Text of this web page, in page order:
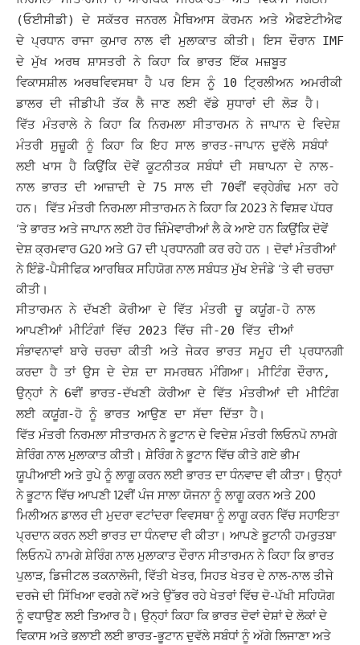
(ਓਈਸੀਡੀ) ਦੇ ਸਕੱਤਰ ਜਨਰਲ ਮੈਥਿਆਸ ਕੋਰਮਨ ਅਤੇ ਐਫਏਟੀਐਫ
ਦੇ ਪ੍ਰਧਾਨ ਰਾਜਾ ਕੁਮਾਰ ਨਾਲ ਵੀ ਮੁਲਾਕਾਤ ਕੀਤੀ। ਇਸ ਦੌਰਾਨ IMF
ਦੇ ਮੁੱਖ ਅਰਥ ਸ਼ਾਸਤਰੀ ਨੇ ਕਿਹਾ ਕਿ ਭਾਰਤ ਇੱਕ ਮਜ਼ਬੂਤ ​​
ਵਿਕਾਸਸ਼ੀਲ ਅਰਥਵਿਵਸਥਾ ਹੈ ਪਰ ਇਸ ਨੂੰ 10 ਟ੍ਰਿਲੀਅਨ ਅਮਰੀਕੀ
ਡਾਲਰ ਦੀ ਜੀਡੀਪੀ ਤੱਕ ਲੈ ਜਾਣ ਲਈ ਵੱਡੇ ਸੁਧਾਰਾਂ ਦੀ ਲੋੜ ਹੈ।
ਵਿੱਤ ਮੰਤਰਾਲੇ ਨੇ ਕਿਹਾ ਕਿ ਨਿਰਮਲਾ ਸੀਤਾਰਮਨ ਨੇ ਜਾਪਾਨ ਦੇ ਵਿਦੇਸ਼
ਮੰਤਰੀ ਸੁਜ਼ੂਕੀ ਨੂੰ ਕਿਹਾ ਕਿ ਇਹ ਸਾਲ ਭਾਰਤ-ਜਾਪਾਨ ਦੁਵੱਲੇ ਸਬੰਧਾਂ
ਲਈ ਖਾਸ ਹੈ ਕਿਉਂਕਿ ਦੋਵੇਂ ਕੂਟਨੀਤਕ ਸਬੰਧਾਂ ਦੀ ਸਥਾਪਨਾ ਦੇ ਨਾਲ-
ਨਾਲ ਭਾਰਤ ਦੀ ਆਜ਼ਾਦੀ ਦੇ 75 ਸਾਲ ਦੀ 70ਵੀਂ ਵਰ੍ਹੇਗੰਢ ਮਨਾ ਰਹੇ
ਹਨ। ਵਿੱਤ ਮੰਤਰੀ ਨਿਰਮਲਾ ਸੀਤਾਰਮਨ ਨੇ ਕਿਹਾ ਕਿ 2023 ਨੇ ਵਿਸ਼ਵ ਪੱਧਰ
‘ਤੇ ਭਾਰਤ ਅਤੇ ਜਾਪਾਨ ਲਈ ਹੋਰ ਜ਼ਿੰਮੇਵਾਰੀਆਂ ਲੈ ਕੇ ਆਏ ਹਨ ਕਿਉਂਕਿ ਦੋਵੇਂ
ਦੇਸ਼ ਕ੍ਰਮਵਾਰ G20 ਅਤੇ G7 ਦੀ ਪ੍ਰਧਾਨਗੀ ਕਰ ਰਹੇ ਹਨ । ਦੋਵਾਂ ਮੰਤਰੀਆਂ
ਨੇ ਇੰਡੋ-ਪੈਸੀਫਿਕ ਆਰਥਿਕ ਸਹਿਯੋਗ ਨਾਲ ਸਬੰਧਤ ਮੁੱਖ ਏਜੰਡੇ ‘ਤੇ ਵੀ ਚਰਚਾ
ਕੀਤੀ।
ਸੀਤਾਰਮਨ ਨੇ ਦੱਖਣੀ ਕੋਰੀਆ ਦੇ ਵਿੱਤ ਮੰਤਰੀ ਚੂ ਕਯੂਂਗ-ਹੋ ਨਾਲ
ਆਪਣੀਆਂ ਮੀਟਿੰਗਾਂ ਵਿੱਚ 2023 ਵਿੱਚ ਜੀ-20 ਵਿੱਤ ਦੀਆਂ
ਸੰਭਾਵਨਾਵਾਂ ਬਾਰੇ ਚਰਚਾ ਕੀਤੀ ਅਤੇ ਜੇਕਰ ਭਾਰਤ ਸਮੂਹ ਦੀ ਪ੍ਰਧਾਨਗੀ
ਕਰਦਾ ਹੈ ਤਾਂ ਉਸ ਦੇ ਦੇਸ਼ ਦਾ ਸਮਰਥਨ ਮੰਗਿਆ। ਮੀਟਿੰਗ ਦੌਰਾਨ,
ਉਨ੍ਹਾਂ ਨੇ 6ਵੀਂ ਭਾਰਤ-ਦੱਖਣੀ ਕੋਰੀਆ ਦੇ ਵਿੱਤ ਮੰਤਰੀਆਂ ਦੀ ਮੀਟਿੰਗ
ਲਈ ਕਯੂਂਗ-ਹੋ ਨੂੰ ਭਾਰਤ ਆਉਣ ਦਾ ਸੱਦਾ ਦਿੱਤਾ ਹੈ।
ਵਿੱਤ ਮੰਤਰੀ ਨਿਰਮਲਾ ਸੀਤਾਰਮਨ ਨੇ ਭੂਟਾਨ ਦੇ ਵਿਦੇਸ਼ ਮੰਤਰੀ ਲਿਓਨਪੋ ਨਾਮਗੇ
ਸ਼ੇਰਿੰਗ ਨਾਲ ਮੁਲਾਕਾਤ ਕੀਤੀ। ਸ਼ੇਰਿੰਗ ਨੇ ਭੂਟਾਨ ਵਿੱਚ ਕੀਤੇ ਗਏ ਭੀਮ
ਯੂਪੀਆਈ ਅਤੇ ਰੁਪੇ ਨੂੰ ਲਾਗੂ ਕਰਨ ਲਈ ਭਾਰਤ ਦਾ ਧੰਨਵਾਦ ਵੀ ਕੀਤਾ। ਉਨ੍ਹਾਂ
ਨੇਭੂਟਾਨ ਵਿੱਚ ਆਪਣੀ 12ਵੀਂ ਪੰਜ ਸਾਲਾ ਯੋਜਨਾ ਨੂੰ ਲਾਗੂ ਕਰਨ ਅਤੇ 200
ਮਿਲੀਅਨ ਡਾਲਰ ਦੀ ਮੁਦਰਾ ਵਟਾਂਦਰਾ ਵਿਵਸਥਾ ਨੂੰ ਲਾਗੂ ਕਰਨ ਵਿੱਚ ਸਹਾਇਤਾ
ਪ੍ਰਦਾਨ ਕਰਨ ਲਈ ਭਾਰਤ ਦਾ ਧੰਨਵਾਦ ਵੀ ਕੀਤਾ। ਆਪਣੇ ਭੂਟਾਨੀ ਹਮਰੁਤਬਾ
ਲਿਓਨਪੋ ਨਾਮਗੇ ਸ਼ੇਰਿੰਗ ਨਾਲ ਮੁਲਾਕਾਤ ਦੌਰਾਨ ਸੀਤਾਰਮਨ ਨੇ ਕਿਹਾ ਕਿ ਭਾਰਤ
ਪੁਲਾੜ, ਡਿਜੀਟਲ ਤਕਨਾਲੋਜੀ, ਵਿੱਤੀ ਖੇਤਰ, ਸਿਹਤ ਖੇਤਰ ਦੇ ਨਾਲ-ਨਾਲ ਤੀਜੇ
ਦਰਜੇ ਦੀ ਸਿੱਖਿਆ ਵਰਗੇ ਨਵੇਂ ਅਤੇ ਉੱਭਰ ਰਹੇ ਖੇਤਰਾਂ ਵਿੱਚ ਦੋ-ਪੱਖੀ ਸਹਿਯੋਗ
ਨੂੰ ਵਧਾਉਣ ਲਈ ਤਿਆਰ ਹੈ। ਉਨ੍ਹਾਂ ਕਿਹਾ ਕਿ ਭਾਰਤ ਦੋਵਾਂ ਦੇਸ਼ਾਂ ਦੇ ਲੋਕਾਂ ਦੇ
ਵਿਕਾਸ ਅਤੇ ਭਲਾਈ ਲਈ ਭਾਰਤ-ਭੂਟਾਨ ਦੁਵੱਲੇ ਸਬੰਧਾਂ ਨੂੰ ਅੱਗੇ ਲਿਜਾਣਾ ਅਤੇ